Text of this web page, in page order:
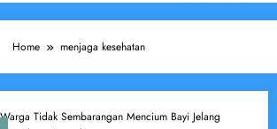
Home menjaga kesehatan